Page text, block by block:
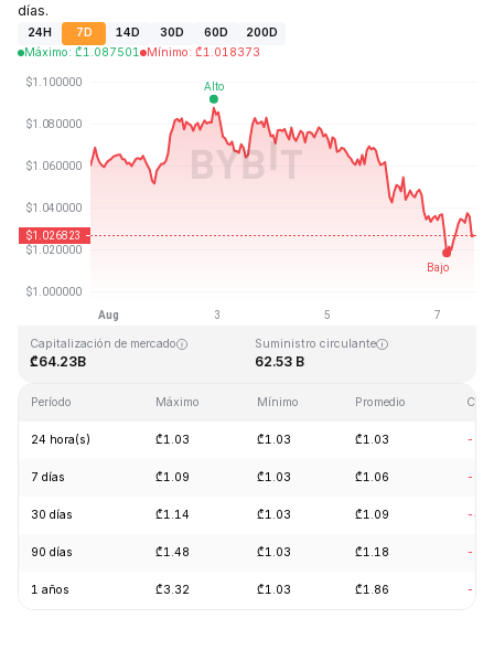
días.
24H 7D 14D 30D 60D
200D
Máximo: ₾1.087501 Mínimo: ₾1.018373
Máximo histórico
₾0.002686
Capitalización de mercado
₾64.23B
Suministro circulante
62.53 B
Período Máximo Mínimo Promedio
24 hora(s) ₾1.03 ₾1.03 ₾1.03 -
7 días ₾1.09 ₾1.03 ₾1.06 -
30 días ₾1.14 ₾1.03 ₾1.09 -
90 días ₾1.48 ₾1.03 ₾1.18 -
1 años ₾3.32 ₾1.03 ₾1.86 -